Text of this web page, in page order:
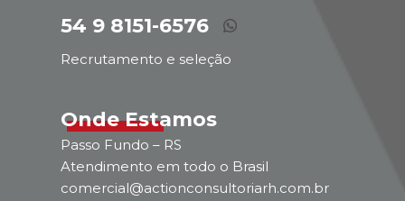
54 9 8151-6576
Recrutamento e seleção
Onde Estamos
Passo Fundo – RS
Atendimento em todo o Brasil
comercial@actionconsultoriarh.com.br